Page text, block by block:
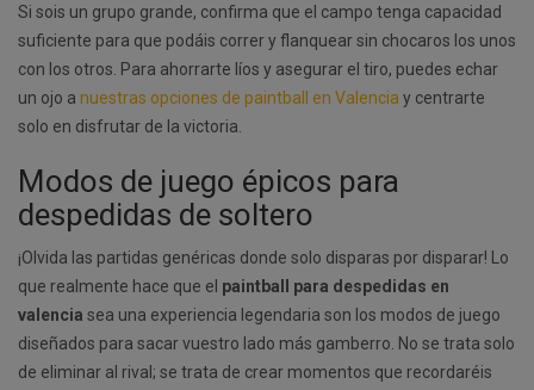
Si sois un grupo grande, confirma que el campo tenga capacidad
suficiente para que podáis correr y flanquear sin chocaros los unos
con los otros. Para ahorrarte líos y asegurar el tiro, puedes echar
un ojo a nuestras opciones de paintball en Valencia y centrarte
solo en disfrutar de la victoria.
Modos de juego épicos para
despedidas de soltero
¡Olvida las partidas genéricas donde solo disparas por disparar! Lo
que realmente hace que el paintball para despedidas en
valencia sea una experiencia legendaria son los modos de juego
diseñados para sacar vuestro lado más gamberro. No se trata solo
de eliminar al rival; se trata de crear momentos que recordaréis